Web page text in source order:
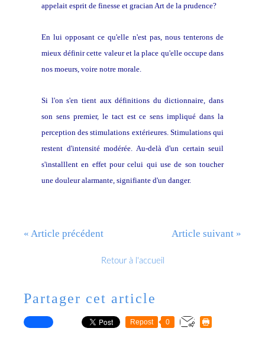
appelait esprit de finesse et gracian Art de la prudence?
En lui opposant ce qu'elle n'est pas, nous tenterons de
mieux définir cette valeur et la place qu'elle occupe dans
nos moeurs, voire notre morale.
Si l'on s'en tient aux définitions du dictionnaire, dans
son sens premier, le tact est ce sens impliqué dans la
perception des stimulations extérieures. Stimulations qui
restent d'intensité modérée. Au-delà d'un certain seuil
s'installlent en effet pour celui qui use de son toucher
une douleur alarmante, signifiante d'un danger.
« Article précédent Article suivant »
Retour à l'accueil
Partager cet article
Repost 0